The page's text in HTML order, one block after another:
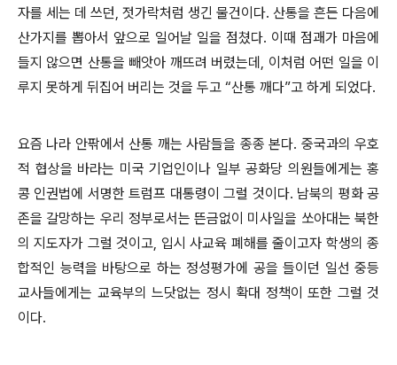
자를 세는 데 쓰던, 젓가락처럼 생긴 물건이다. 산통을 흔든 다음에
산가지를 뽑아서 앞으로 일어날 일을 점쳤다. 이때 점괘가 마음에
들지 않으면 산통을 빼앗아 깨뜨려 버렸는데, 이처럼 어떤 일을 이
루지 못하게 뒤집어 버리는 것을 두고 “산통 깨다”고 하게 되었다.
요즘 나라 안팎에서 산통 깨는 사람들을 종종 본다. 중국과의 우호
적 협상을 바라는 미국 기업인이나 일부 공화당 의원들에게는 홍
콩 인권법에 서명한 트럼프 대통령이 그럴 것이다. 남북의 평화 공
존을 갈망하는 우리 정부로서는 뜬금없이 미사일을 쏘아대는 북한
의 지도자가 그럴 것이고, 입시 사교육 폐해를 줄이고자 학생의 종
합적인 능력을 바탕으로 하는 정성평가에 공을 들이던 일선 중등
교사들에게는 교육부의 느닷없는 정시 확대 정책이 또한 그럴 것
이다.